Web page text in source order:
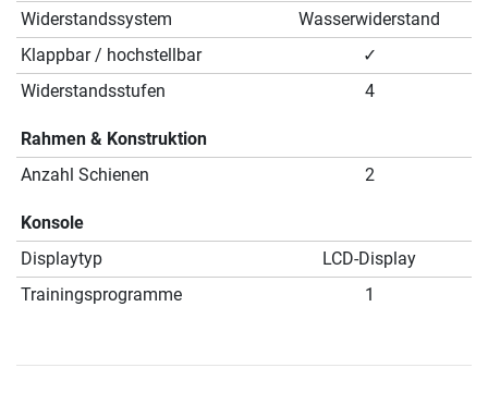
Widerstandssystem
Wasserwiderstand
Klappbar / hochstellbar
✓
Widerstandsstufen
4
Rahmen & Konstruktion
Anzahl Schienen
2
Konsole
Displaytyp
LCD-Display
Trainingsprogramme
1